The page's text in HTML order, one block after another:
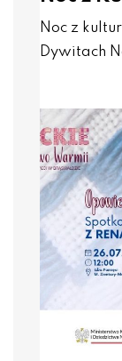
Noc z
Dywitach